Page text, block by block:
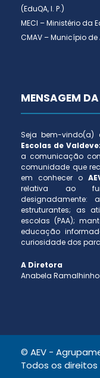
(EduQA, I. P.)
MECI – Ministério da
CMAV – Município
MENSAGEM
Seja bem-
Escolas de
a comunicação
comunidade que
em conhecer o
relativa ao
designadamente:
estruturantes; as
escolas (PAA);
educação
curiosidade dos
A Diretora
Anabela
© AEV -
Todos os